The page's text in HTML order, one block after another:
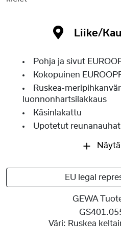
Liike/
Pohja ja sivut
Kokopuinen
Ruskea-
luonnonhartsilakkaus
Käsinlakattu
Upotetut reunanauhat
EU legal
GEWA
Väri: Ruskea